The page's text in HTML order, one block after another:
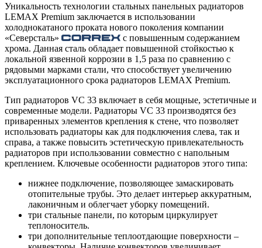
Уникальность технологии стальных панельных радиаторов
LEMAX Premium заключается в использовании
холоднокатаного проката нового поколения компании
«Северсталь»
с повышенным содержанием
хрома. Данная сталь обладает повышенной стойкостью к
локальной язвенной коррозии в 1,5 раза по сравнению с
рядовыми марками стали, что способствует увеличению
эксплуатационного срока радиаторов LEMAX Premium.
Тип радиаторов VC 33 включает в себя мощные, эстетичные и
современные модели. Радиаторы VC 33 производятся без
приваренных элементов крепления к стене, что позволяет
использовать радиаторы как для подключения слева, так и
справа, а также повысить эстетическую привлекательность
радиаторов при использовании совместно с напольным
креплением. Ключевые особенности радиаторов этого типа:
нижнее подключение, позволяющее замаскировать
отопительные трубы. Это делает интерьер аккуратным,
лаконичным и облегчает уборку помещений.
три стальные панели, по которым циркулирует
теплоноситель.
три дополнительные теплоотдающие поверхности –